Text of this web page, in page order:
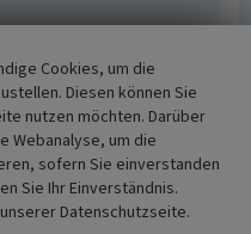
Cookies, um die
Diesen können Sie
nutzen möchten. Darüber
Webanalyse, um die
sofern Sie einverstanden
Sie Ihr Einverständnis.
Datenschutzseite.